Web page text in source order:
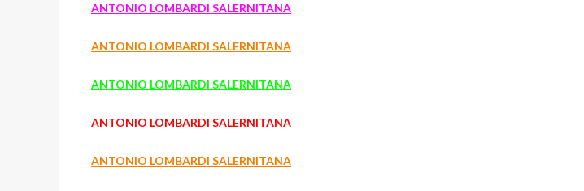
ANTONIO LOMBARDI SALERNITANA
ANTONIO LOMBARDI SALERNITANA
ANTONIO LOMBARDI SALERNITANA
ANTONIO LOMBARDI SALERNITANA
ANTONIO LOMBARDI SALERNITANA